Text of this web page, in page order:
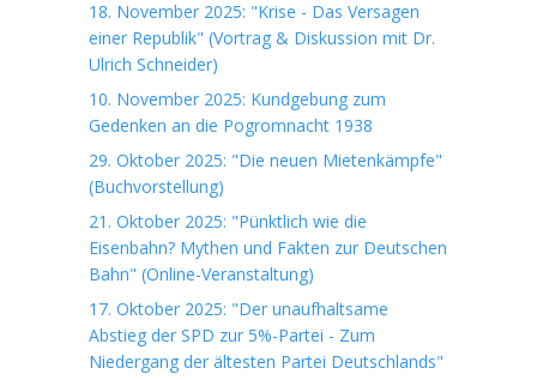
18. November 2025: "Krise - Das Versagen
einer Republik" (Vortrag & Diskussion mit Dr.
Ulrich Schneider)
10. November 2025: Kundgebung zum
Gedenken an die Pogromnacht 1938
29. Oktober 2025: "Die neuen Mietenkämpfe"
(Buchvorstellung)
21. Oktober 2025: "Pünktlich wie die
Eisenbahn? Mythen und Fakten zur Deutschen
Bahn" (Online-Veranstaltung)
17. Oktober 2025: "Der unaufhaltsame
Abstieg der SPD zur 5%-Partei - Zum
Niedergang der ältesten Partei Deutschlands"